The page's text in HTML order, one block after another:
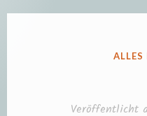
ALLES
Veröffentlicht